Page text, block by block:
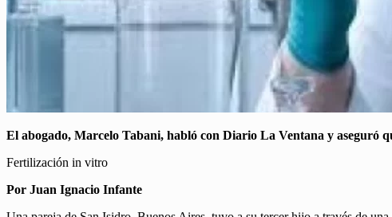
El abogado, Marcelo Tabani, habló con Diario La Ventana y aseguró
Fertilización in vitro
Por Juan Ignacio Infante